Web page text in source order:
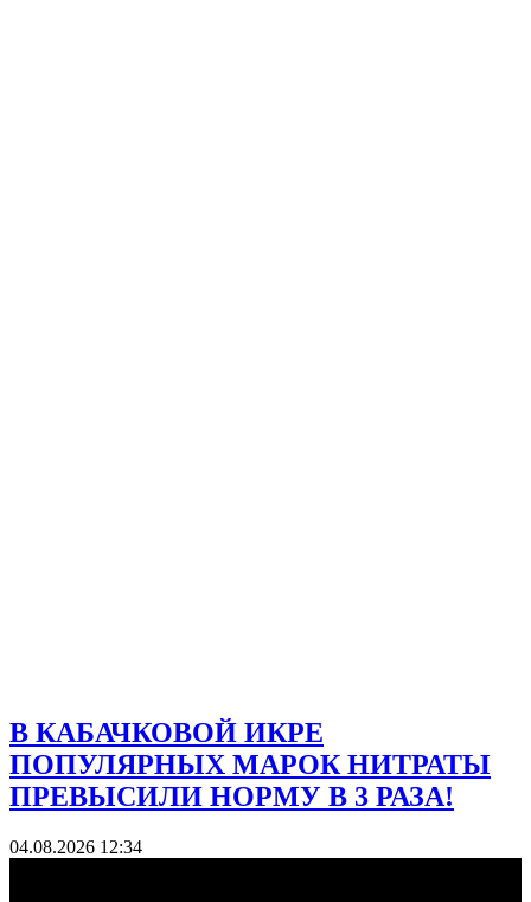
В КАБАЧКОВОЙ ИКРЕ
ПОПУЛЯРНЫХ МАРОК НИТРАТЫ
ПРЕВЫСИЛИ НОРМУ В 3 РАЗА!
04.08.2026 12:34